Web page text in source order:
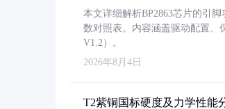
本文详细解析BP2863芯片的引
数对照表。内容涵盖驱动配置、
V1.2）。
2026年8月4日
T2紫铜国标硬度及力学性能